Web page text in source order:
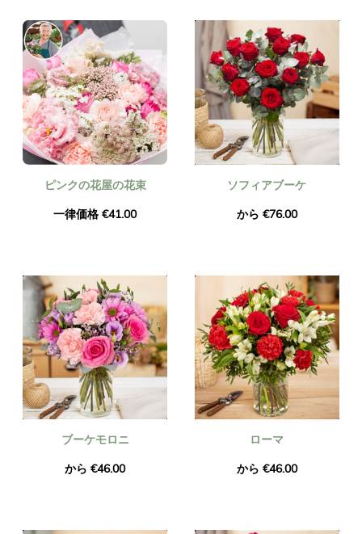
ピンクの花屋の花束
一律価格 €41.00
ソフィアブーケ
から €76.00
ブーケモロニ
から €46.00
ローマ
から €46.00